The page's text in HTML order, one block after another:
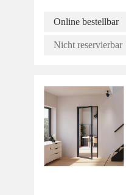
Online bestellbar
Nicht reservierbar